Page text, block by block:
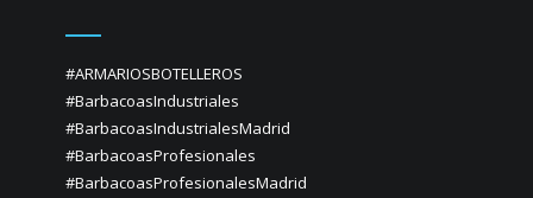
#ARMARIOSBOTELLEROS
#BarbacoasIndustriales
#BarbacoasIndustrialesMadrid
#BarbacoasProfesionales
#BarbacoasProfesionalesMadrid